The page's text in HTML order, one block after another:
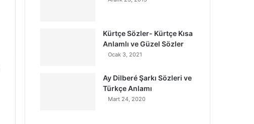
Kürtçe Sözler- Kürtçe Kısa
Anlamlı ve Güzel Sözler
Ocak 3, 2021
Ay Dilberé Şarkı Sözleri ve
Türkçe Anlamı
Mart 24, 2020